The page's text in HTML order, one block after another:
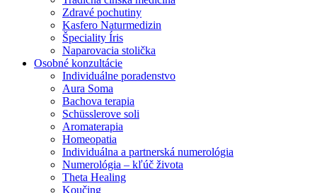
Zdravé pochutiny
Kasfero Naturmedizin
Špeciality Íris
Naparovacia stolička
Osobné konzultácie
Individuálne poradenstvo
Aura Soma
Bachova terapia
Schüsslerove soli
Aromaterapia
Homeopatia
Individuálna a partnerská numerológia
Numerológia – kľúč života
Theta Healing
Koučing